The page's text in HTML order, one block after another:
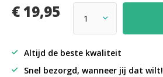
€ 19,95
Altijd de beste kwaliteit
Snel bezorgd, wanneer jij dat wilt!